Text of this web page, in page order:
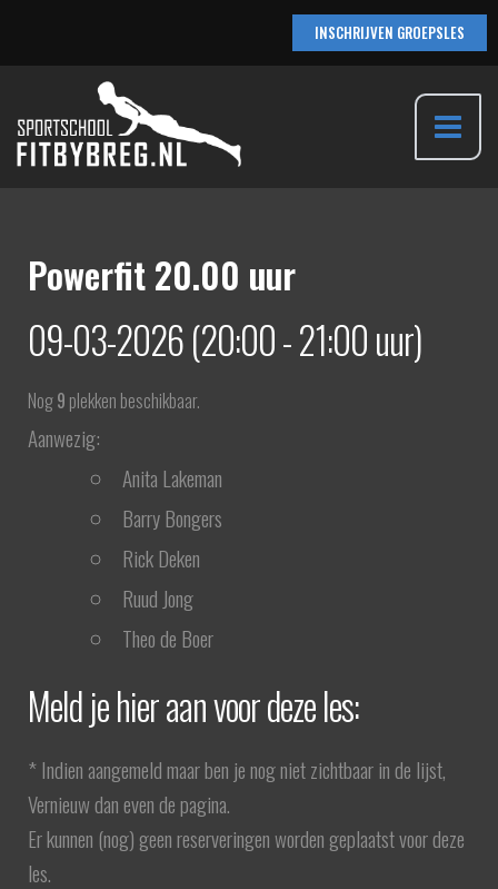
inhoud
INSCHRIJVEN GROEPSLES
Main
Powerfit 20.00 uur
09-03-2026 (20:00 - 21:00 uur)
Nog9 plekken beschikbaar.
Aanwezig:
Anita Lakeman
Barry Bongers
Rick Deken
Ruud Jong
Theo de Boer
Meld je hier aan voor deze les:
* Indien aangemeld maar ben je nog niet zichtbaar in de lijst,
Vernieuw dan even de pagina.
Er kunnen (nog) geen reserveringen worden geplaatst voor deze
les.